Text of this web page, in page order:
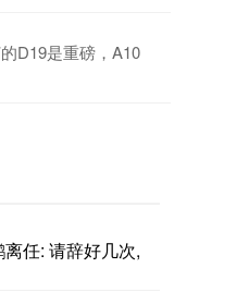
D19是重磅，A10
任: 请辞好几次,